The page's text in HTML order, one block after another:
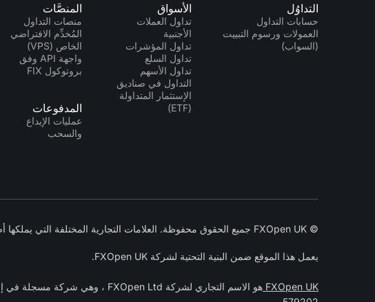
التداوُل
حسابات التداول
العمولات ورسوم التبييت
(السواب)
الأسواق
تداول العملات
الأجنبية
تداول المؤشرات
تداول السلع
تداول الأسهم
التداول في صناديق
الإستثمار المتداولة
(ETF)
المنصَّات
منصات التداول
المُخدِّم الافتراضي
الخاص (VPS)
واجهة API وفق
بروتوكول FIX
المدفوعات
عمليات الإيداع
والسحب
© FXOpen UK جميع الحقوق محفوظة. العلامات التجارية المختلفة التي يملكها أصحابها. 2005-2026
يعمل هذا الموقع ضمن البنية التحتية لشركة FXOpen UK.
FXOpen UK هو الاسم التجاري لشركة FXOpen Ltd ، وهي شركة مسجلة في إنجلترا وويلز تحت رقم الشركة 07273392 ومرخصة ومنظمة من قبل